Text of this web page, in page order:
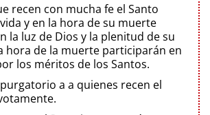
recen con mucha fe el Santo
y en la hora de su muerte
la luz de Dios y la plenitud de su
hora de la muerte participarán en
los méritos de los Santos.
a a quienes recen el